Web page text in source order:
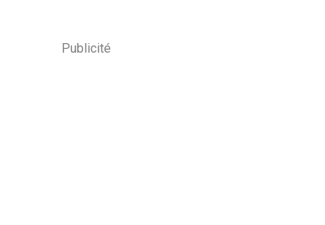
Publicité